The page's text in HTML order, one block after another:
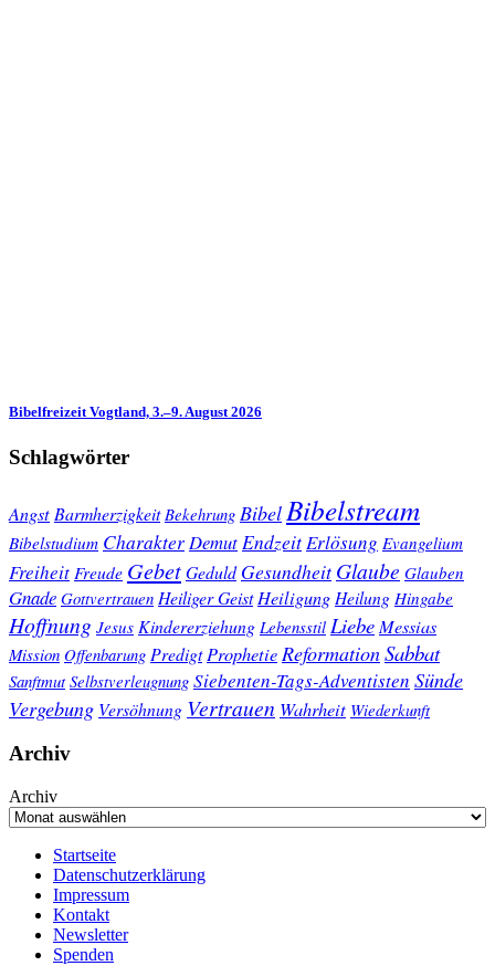
Bibelfreizeit Vogtland, 3.–9. August 2026
Schlagwörter
Angst Barmherzigkeit Bekehrung Bibel Bibelstream
Bibelstudium Charakter Demut EndzeitErlösung Evangelium
Freiheit Freude GebetGeduld Gesundheit Glaube Glauben
Gnade Gottvertrauen Heiliger Geist Heiligung Heilung Hingabe
Hoffnung Jesus Kindererziehung Lebensstil Liebe Messias
Mission Offenbarung Predigt Prophetie ReformationSabbat
Sanftmut Selbstverleugnung Siebenten-Tags-Adventisten Sünde
Vergebung Versöhnung Vertrauen Wahrheit Wiederkunft
Archiv
Archiv
Startseite
Datenschutzerklärung
Impressum
Kontakt
Newsletter
Spenden